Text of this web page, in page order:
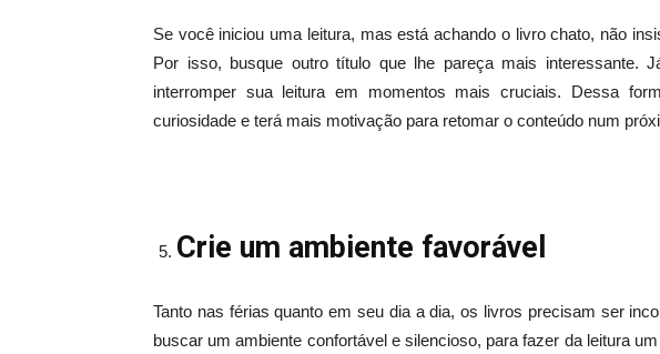
Se você iniciou uma leitura, mas está achando o livro chato, não
Por isso, busque outro título que lhe pareça mais interessante.
interromper sua leitura em momentos mais cruciais. Dessa
curiosidade e terá mais motivação para retomar o conteúdo num
Crie um ambiente favorável
Tanto nas férias quanto em seu dia a dia, os livros precisam ser
buscar um ambiente confortável e silencioso, para fazer da leitura